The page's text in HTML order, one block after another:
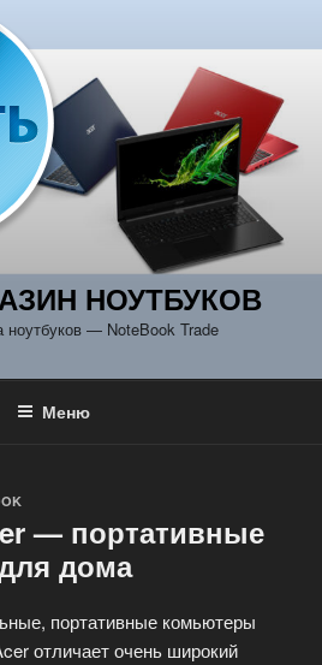
НОУТБУКОВ
ноутбуков — NoteBook Trade
Меню
— портативные
дома
портативные комьютеры
отличает очень широкий